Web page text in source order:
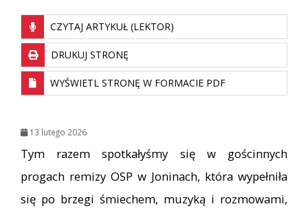
CZYTAJ ARTYKUŁ (LEKTOR)
DRUKUJ STRONĘ
WYŚWIETL STRONĘ W FORMACIE PDF
13 lutego 2026
Tym razem spotkałyśmy się w gościnnych
progach remizy OSP w Joninach, która wypełniła
się po brzegi śmiechem, muzyką i rozmowami,